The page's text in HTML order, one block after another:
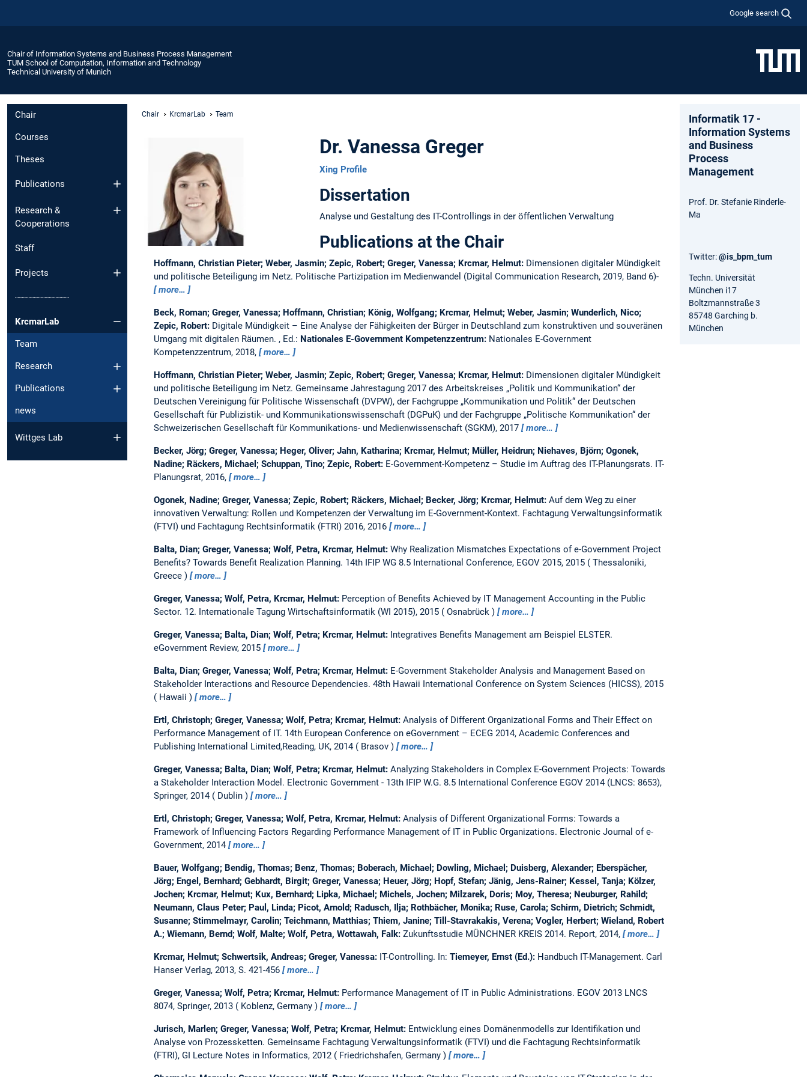
Google search
Chair of Information Systems and Business Process Management
TUM School of Computation, Information and Technology
Technical University of Munich
Chair
Courses
Theses
Publications
Research &
Cooperations
Staff
Projects
┈┈┈┈┈┈┈┈┈┈
KrcmarLab
Team
Research
Publications
news
Wittges Lab
Chair KrcmarLab Team
Dr. Vanessa Greger
Xing Profile
Dissertation
Analyse und Gestaltung des IT-Controllings in der öffentlichen Verwaltung
Publications at the Chair
Hoffmann, Christian Pieter; Weber, Jasmin; Zepic, Robert; Greger, Vanessa; Krcmar, Helmut: Dimensionen digitaler Mündigkeit
und politische Beteiligung im Netz. Politische Partizipation im Medienwandel (Digital Communication Research, 2019, Band 6)-
more…
Beck, Roman; Greger, Vanessa; Hoffmann, Christian; König, Wolfgang; Krcmar, Helmut; Weber, Jasmin; Wunderlich, Nico;
Zepic, Robert: Digitale Mündigkeit – Eine Analyse der Fähigkeiten der Bürger in Deutschland zum konstruktiven und souveränen
Umgang mit digitalen Räumen. , Ed.: Nationales E-Government Kompetenzzentrum: Nationales E-Government
Kompetenzzentrum, 2018,
more…
Hoffmann, Christian Pieter; Weber, Jasmin; Zepic, Robert; Greger, Vanessa; Krcmar, Helmut: Dimensionen digitaler Mündigkeit
und politische Beteiligung im Netz. Gemeinsame Jahrestagung 2017 des Arbeitskreises „Politik und Kommunikation“ der
Deutschen Vereinigung für Politische Wissenschaft (DVPW), der Fachgruppe „Kommunikation und Politik“ der Deutschen
Gesellschaft für Publizistik- und Kommunikationswissenschaft (DGPuK) und der Fachgruppe „Politische Kommunikation“ der
Schweizerischen Gesellschaft für Kommunikations- und Medienwissenschaft (SGKM), 2017
more…
Becker, Jörg; Greger, Vanessa; Heger, Oliver; Jahn, Katharina; Krcmar, Helmut; Müller, Heidrun; Niehaves, Björn; Ogonek,
Nadine; Räckers, Michael; Schuppan, Tino; Zepic, Robert: E-Government-Kompetenz – Studie im Auftrag des IT-Planungsrats. IT-
Planungsrat, 2016,
more…
Ogonek, Nadine; Greger, Vanessa; Zepic, Robert; Räckers, Michael; Becker, Jörg; Krcmar, Helmut: Auf dem Weg zu einer
innovativen Verwaltung: Rollen und Kompetenzen der Verwaltung im E-Government-Kontext. Fachtagung Verwaltungsinformatik
(FTVI) und Fachtagung Rechtsinformatik (FTRI) 2016, 2016
more…
Balta, Dian; Greger, Vanessa; Wolf, Petra, Krcmar, Helmut: Why Realization Mismatches Expectations of e-Government Project
Benefits? Towards Benefit Realization Planning. 14th IFIP WG 8.5 International Conference, EGOV 2015, 2015
Thessaloniki,
Greece
more…
Greger, Vanessa; Wolf, Petra, Krcmar, Helmut: Perception of Benefits Achieved by IT Management Accounting in the Public
Sector. 12. Internationale Tagung Wirtschaftsinformatik (WI 2015), 2015 Osnabrück more…
Greger, Vanessa; Balta, Dian; Wolf, Petra; Krcmar, Helmut: Integratives Benefits Management am Beispiel ELSTER.
eGovernment Review, 2015
more…
Balta, Dian; Greger, Vanessa; Wolf, Petra; Krcmar, Helmut: E-Government Stakeholder Analysis and Management Based on
Stakeholder Interactions and Resource Dependencies. 48th Hawaii International Conference on System Sciences (HICSS), 2015
Hawaii
more…
Ertl, Christoph; Greger, Vanessa; Wolf, Petra; Krcmar, Helmut: Analysis of Different Organizational Forms and Their Effect on
Performance Management of IT. 14th European Conference on eGovernment – ECEG 2014, Academic Conferences and
Publishing International Limited,Reading, UK, 2014
Brasov more…
Greger, Vanessa; Balta, Dian; Wolf, Petra; Krcmar, Helmut: Analyzing Stakeholders in Complex E-Government Projects: Towards
a Stakeholder Interaction Model. Electronic Government - 13th IFIP W.G. 8.5 International Conference EGOV 2014 (LNCS: 8653),
Springer, 2014
Dublin more…
Ertl, Christoph; Greger, Vanessa; Wolf, Petra, Krcmar, Helmut: Analysis of Different Organizational Forms: Towards a
Framework of Influencing Factors Regarding Performance Management of IT in Public Organizations. Electronic Journal of e-
Government, 2014
more…
Bauer, Wolfgang; Bendig, Thomas; Benz, Thomas; Boberach, Michael; Dowling, Michael; Duisberg, Alexander; Eberspächer,
Jörg; Engel, Bernhard; Gebhardt, Birgit; Greger, Vanessa; Heuer, Jörg; Hopf, Stefan; Jänig, Jens-Rainer; Kessel, Tanja; Kölzer,
Jochen; Krcmar, Helmut; Kux, Bernhard; Lipka, Michael; Michels, Jochen; Milzarek, Doris; Moy, Theresa; Neuburger, Rahild;
Neumann, Claus Peter; Paul, Linda; Picot, Arnold; Radusch, Ilja; Rothbächer, Monika; Ruse, Carola; Schirm, Dietrich; Schmidt,
Susanne; Stimmelmayr, Carolin; Teichmann, Matthias; Thiem, Janine; Till-Stavrakakis, Verena; Vogler, Herbert; Wieland, Robert
A.; Wiemann, Bernd; Wolf, Malte; Wolf, Petra, Wottawah, Falk: Zukunftsstudie MÜNCHNER KREIS 2014. Report, 2014, more…
Krcmar, Helmut; Schwertsik, Andreas; Greger, Vanessa: IT-Controlling. In: Tiemeyer, Ernst (Ed.): Handbuch IT-Management. Carl
Hanser Verlag, 2013, S. 421-456
more…
Greger, Vanessa; Wolf, Petra; Krcmar, Helmut: Performance Management of IT in Public Administrations. EGOV 2013 LNCS
8074, Springer, 2013
Koblenz, Germany more…
Jurisch, Marlen; Greger, Vanessa; Wolf, Petra; Krcmar, Helmut: Entwicklung eines Domänenmodells zur Identifikation und
Analyse von Prozessketten. Gemeinsame Fachtagung Verwaltungsinformatik (FTVI) und die Fachtagung Rechtsinformatik
(FTRI), GI Lecture Notes in Informatics, 2012
Friedrichshafen, Germany more…
Informatik 17 -
Information Systems
and Business
Process
Management
Prof. Dr. Stefanie Rinderle-
Ma
Twitter:@is_bpm_tum
Techn. Universität
München i17
Boltzmannstraße 3
85748 Garching b.
München